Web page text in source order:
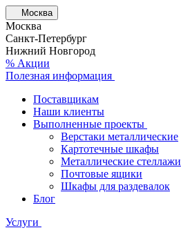
Москва
Москва
Санкт-Петербург
Нижний Новгород
% Акции
Полезная информация
Поставщикам
Наши клиенты
Выполненные проекты
Верстаки металлические
Картотечные шкафы
Металлические стеллажи
Почтовые ящики
Шкафы для раздевалок
Блог
Услуги